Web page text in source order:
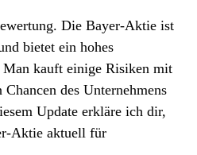
Die Bayer-Aktie ist
bietet ein hohes
kauft einige Risiken mit
des Unternehmens
Update erkläre ich dir,
Aktie aktuell für